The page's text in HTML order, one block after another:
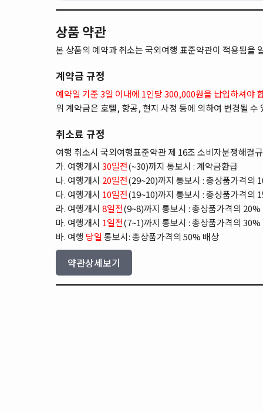
상품 약관
본 상품의 예약과 취소는 국외여행 표준약관이 적용됨을
계약금 규정
예약일 기준 3일 이내에 1인당 300,000원을 납입하셔야
위 계약금은 호텔, 항공, 현지 사정 등에 의하여 변경될
취소료 규정
여행 취소시 국외여행표준약관 제 16조 소비자분쟁해결
가. 여행개시 30일전(~30)까지 통보시 : 계약금환급
나. 여행개시 20일전(29~20)까지 통보시 : 총상품가격의
다. 여행개시 10일전(19~10)까지 통보시 : 총상품가격의
라. 여행개시 8일전(9~8)까지 통보시 : 총상품가격의 20%
마. 여행개시 1일전(7~1)까지 통보시 : 총상품가격의 30%
바. 여행 당일 통보시: 총상품가격의 50% 배상
약관상세보기